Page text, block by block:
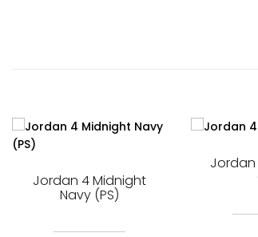
Jordan 4 Midnight
Navy (PS)
Jordan